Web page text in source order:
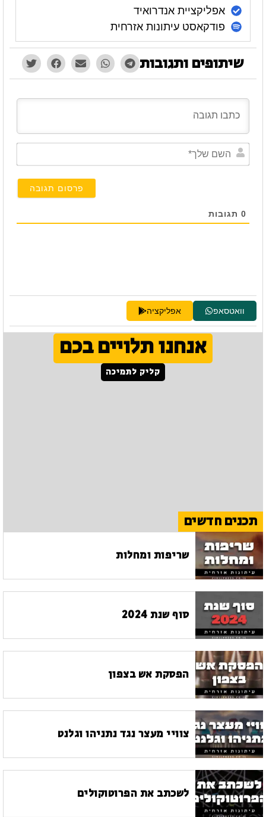
אפליקציית אנדרואיד
פודקאסט עיתונות אזרחית
שיתופים ותגובות
0 תגובות
וואטסאפ אפליקציה
אנחנו תלויים בכם
קליק לתמיכה
תכנים חדשים
שריפות ומחלות
סוף שנת 2024
הפסקת אש בצפון
צוויי מעצר נגד נתניהו וגלנט
לשכתב את הפרוטוקולים